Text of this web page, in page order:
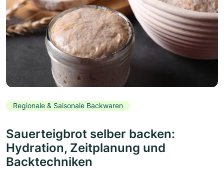
Regionale & Saisonale Backwaren
Sauerteigbrot selber backen:
Hydration, Zeitplanung und
Backtechniken